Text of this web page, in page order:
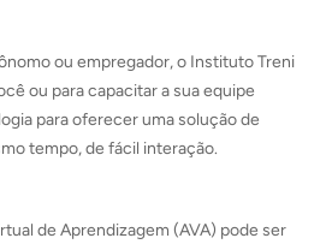
ou empregador, o Instituto Treni
ou para capacitar a sua equipe
para oferecer uma solução de
tempo, de fácil interação.
de Aprendizagem (AVA) pode ser